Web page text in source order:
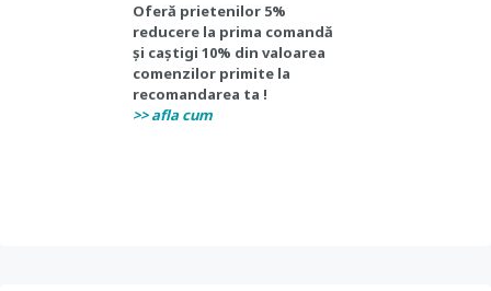
Oferă prietenilor 5%
reducere la prima comandă
și caștigi 10% din valoarea
comenzilor primite la
recomandarea ta !
>> afla cum